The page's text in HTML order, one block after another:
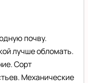
почву.
лучше обломать.
Сорт
Механические